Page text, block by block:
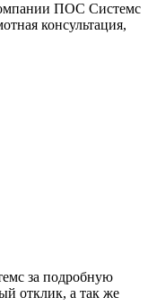
ПОС Системс
консультация,
за подробную
отклик, а так же